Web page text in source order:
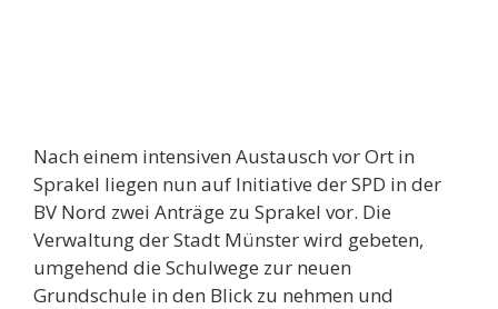
Nach einem intensiven Austausch vor Ort in
Sprakel liegen nun auf Initiative der SPD in der
BV Nord zwei Anträge zu Sprakel vor. Die
Verwaltung der Stadt Münster wird gebeten,
umgehend die Schulwege zur neuen
Grundschule in den Blick zu nehmen und